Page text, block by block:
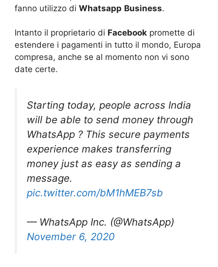
fanno utilizzo di Whatsapp Business.
Intanto il proprietario di Facebook promette di
estendere i pagamenti in tutto il mondo, Europa
compresa, anche se al momento non vi sono
date certe.
Starting today, people across India
will be able to send money through
WhatsApp ? This secure payments
experience makes transferring
money just as easy as sending a
message.
pic.twitter.com/bM1hMEB7sb
— WhatsApp Inc. (@WhatsApp)
November 6, 2020